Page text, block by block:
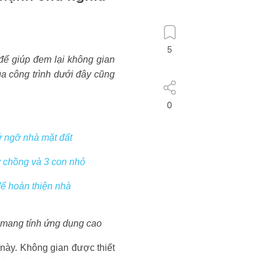
giúp đem lại không gian
công trình dưới đây cũng
ngỡ nhà mặt đất
và 3 con nhỏ
hoàn thiện nhà
tính ứng dụng cao
Không gian được thiết
5
0